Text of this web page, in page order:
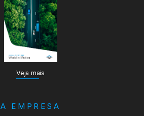
Veja mais
A EMPRESA